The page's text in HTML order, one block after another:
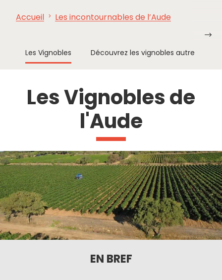
Accueil Les incontournables de l’Aude
Les Vignobles Découvrez les vignobles autrement
Les Vignobles de
l'Aude
EN BREF